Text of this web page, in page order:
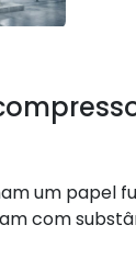
um papel
com